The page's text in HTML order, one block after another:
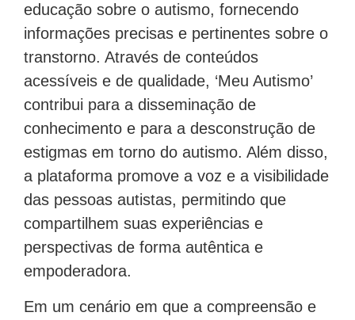
educação sobre o autismo, fornecendo
informações precisas e pertinentes sobre o
transtorno. Através de conteúdos
acessíveis e de qualidade, ‘Meu Autismo’
contribui para a disseminação de
conhecimento e para a desconstrução de
estigmas em torno do autismo. Além disso,
a plataforma promove a voz e a visibilidade
das pessoas autistas, permitindo que
compartilhem suas experiências e
perspectivas de forma autêntica e
empoderadora.
Em um cenário em que a compreensão e